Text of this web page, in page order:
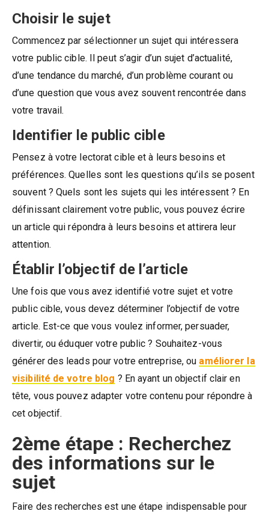
Choisir le sujet
Commencez par sélectionner un sujet qui intéressera
votre public cible. Il peut s’agir d’un sujet d’actualité,
d’une tendance du marché, d’un problème courant ou
d’une question que vous avez souvent rencontrée dans
votre travail.
Identifier le public cible
Pensez à votre lectorat cible et à leurs besoins et
préférences. Quelles sont les questions qu’ils se posent
souvent ? Quels sont les sujets qui les intéressent ? En
définissant clairement votre public, vous pouvez écrire
un article qui répondra à leurs besoins et attirera leur
attention.
Établir l’objectif de l’article
Une fois que vous avez identifié votre sujet et votre
public cible, vous devez déterminer l’objectif de votre
article. Est-ce que vous voulez informer, persuader,
divertir, ou éduquer votre public ? Souhaitez-vous
générer des leads pour votre entreprise, ou améliorer la
visibilité de votre blog ? En ayant un objectif clair en
tête, vous pouvez adapter votre contenu pour répondre à
cet objectif.
2ème étape : Recherchez
des informations sur le
sujet
Faire des recherches est une étape indispensable pour